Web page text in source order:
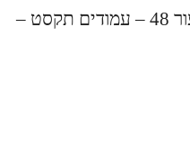
הדף היומי בתע"ס חלק ז' שיעור 48 – עמודים תקסט –